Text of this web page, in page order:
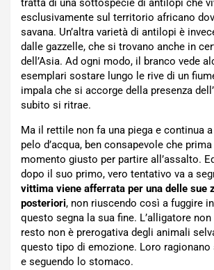
tratta di una sottospecie di antilopi che
esclusivamente sul territorio africano
savana. Un’altra varietà di antilopi è
dalle gazzelle, che si trovano anche in
dell’Asia. Ad ogni modo, il branco vede
esemplari sostare lungo le rive di un
impala che si accorge della presenza
subito si ritrae.
Ma il rettile non fa una piega e continua
pelo d’acqua, ben consapevole che
momento giusto per partire all’assalto.
dopo il suo primo, vero tentativo va a
vittima viene afferrata per una delle sue
posteriori, non riuscendo così a fuggire
questo segna la sua fine. L’alligatore non
resto non è prerogativa degli animali
questo tipo di emozione. Loro
e seguendo lo stomaco.